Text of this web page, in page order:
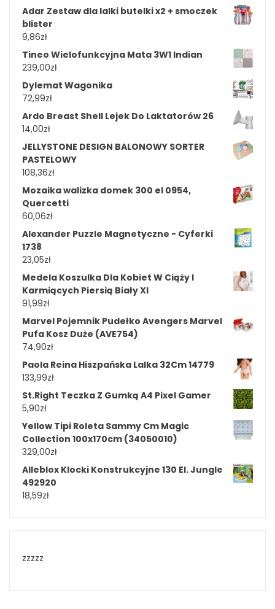
Adar Zestaw dla lalki butelki x2 + smoczek
blister
9,86zł
Tineo Wielofunkcyjna Mata 3W1 Indian
239,00zł
Dylemat Wagonika
72,99zł
Ardo Breast Shell Lejek Do Laktatorów 26
14,00zł
JELLYSTONE DESIGN BALONOWY SORTER
PASTELOWY
108,36zł
Mozaika walizka domek 300 el 0954,
Quercetti
60,06zł
Alexander Puzzle Magnetyczne - Cyferki
1738
23,05zł
Medela Koszulka Dla Kobiet W Ciąży I
Karmiących Piersią Biały Xl
91,99zł
Marvel Pojemnik Pudełko Avengers Marvel
Pufa Kosz Duże (AVE754)
74,90zł
Paola Reina Hiszpańska Lalka 32Cm 14779
133,99zł
St.Right Teczka Z Gumką A4 Pixel Gamer
5,90zł
Yellow Tipi Roleta Sammy Cm Magic
Collection 100x170cm (34050010)
329,00zł
Alleblox Klocki Konstrukcyjne 130 El. Jungle
492920
18,59zł
zzzzz